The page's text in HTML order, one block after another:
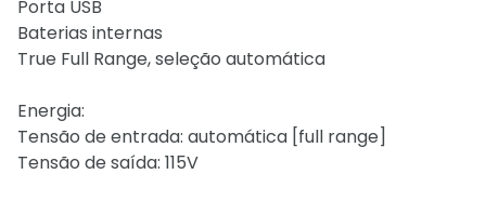
Porta USB
Baterias internas
True Full Range, seleção automática
Energia:
Tensão de entrada: automática [full range]
Tensão de saída: 115V